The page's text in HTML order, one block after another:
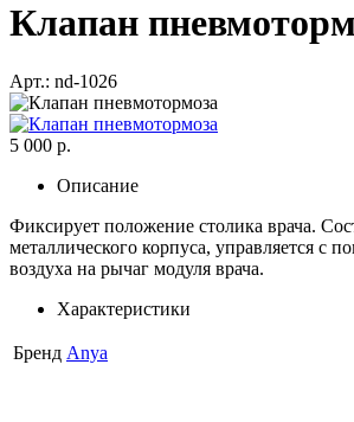
Клапан
Арт.: nd-1026
5 000 р.
Описание
Фиксирует положение столика врача.
металлического корпуса, управляется с
воздуха на рычаг модуля врача.
Характеристики
Бренд Anya